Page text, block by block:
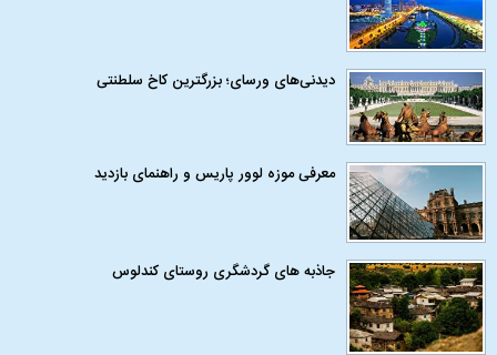
دیدنی‌های ورسای؛ بزرگترین کاخ سلطنتی
معرفی موزه لوور پاریس و راهنمای بازدید
جاذبه های گردشگری روستای کندلوس